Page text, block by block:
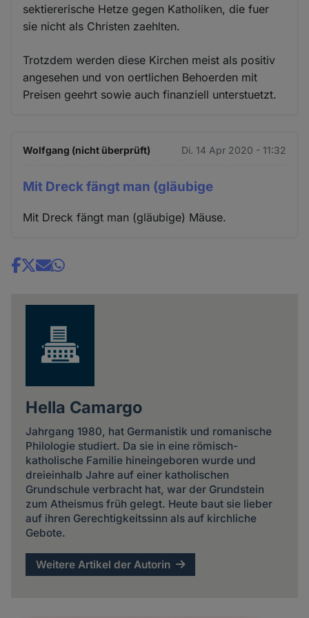
sektiererische Hetze gegen Katholiken, die fuer
sie nicht als Christen zaehlten.
Trotzdem werden diese Kirchen meist als positiv
angesehen und von oertlichen Behoerden mit
Preisen geehrt sowie auch finanziell unterstuetzt.
Wolfgang (nicht überprüft) Di. 14 Apr 2020 - 11:32
Mit Dreck fängt man (gläubige
Mit Dreck fängt man (gläubige) Mäuse.
Share
Hella Camargo
Jahrgang 1980, hat Germanistik und romanische
Philologie studiert. Da sie in eine römisch-
katholische Familie hineingeboren wurde und
dreieinhalb Jahre auf einer katholischen
Grundschule verbracht hat, war der Grundstein
zum Atheismus früh gelegt. Heute baut sie lieber
auf ihren Gerechtigkeitssinn als auf kirchliche
Gebote.
Weitere Artikel der Autorin